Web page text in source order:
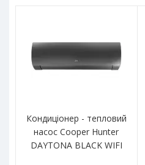
Кондиціонер - тепловий
насос Cooper Hunter
DAYTONA BLACK WIFI